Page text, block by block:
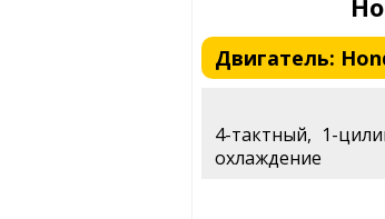
Двигатель:
4-тактный, 1-
охлаждение